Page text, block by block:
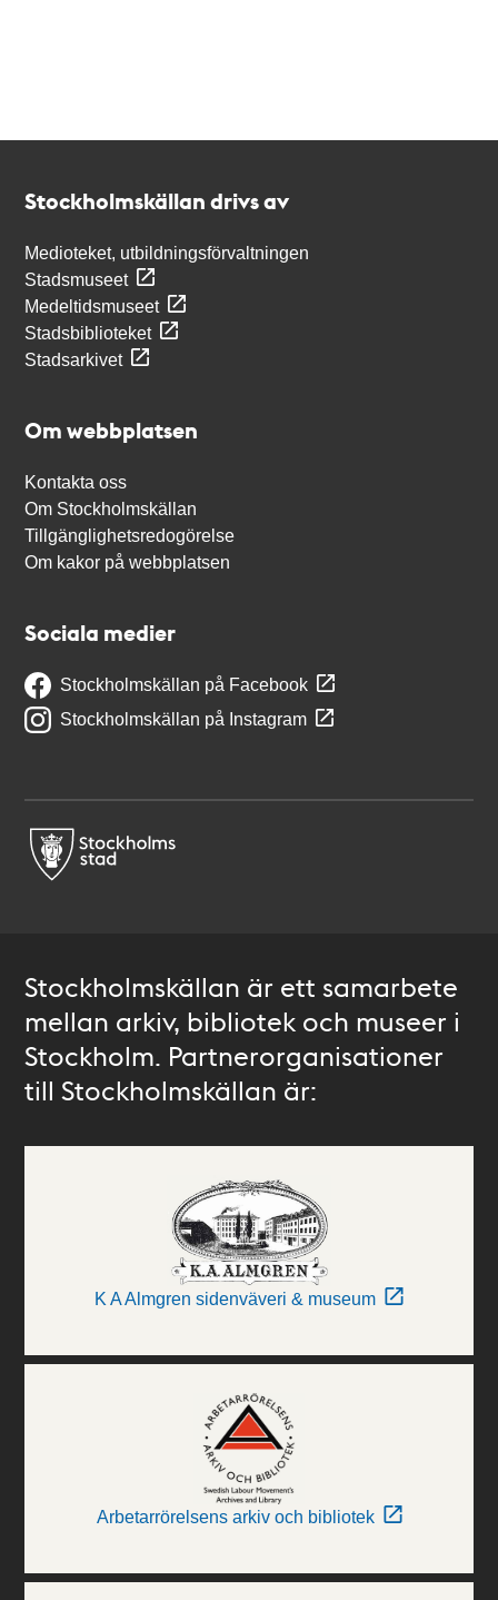
Stockholmskällan drivs av
Medioteket, utbildningsförvaltningen
Stadsmuseet
Medeltidsmuseet
Stadsbiblioteket
Stadsarkivet
Om webbplatsen
Kontakta oss
Om Stockholmskällan
Tillgänglighetsredogörelse
Om kakor på webbplatsen
Sociala medier
Stockholmskällan på Facebook
Stockholmskällan på Instagram
Stockholmskällan är ett samarbete
mellan arkiv, bibliotek och museer i
Stockholm. Partnerorganisationer
till Stockholmskällan är:
K A Almgren sidenväveri & museum
Arbetarrörelsens arkiv och bibliotek